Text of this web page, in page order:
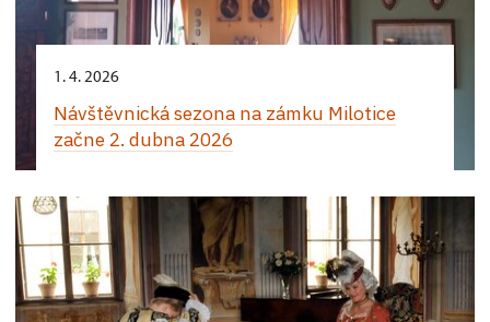
1. 4. 2026
Návštěvnická sezona na zámku Milotice
začne 2. dubna 2026